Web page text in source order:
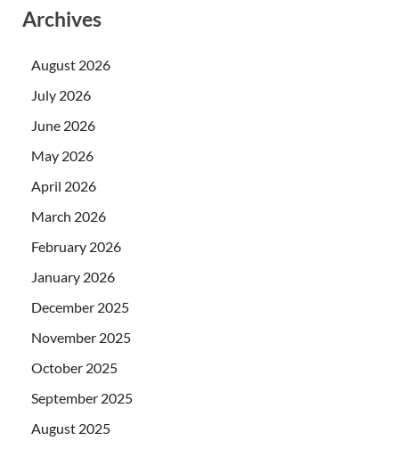
Archives
August 2026
July 2026
June 2026
May 2026
April 2026
March 2026
February 2026
January 2026
December 2025
November 2025
October 2025
September 2025
August 2025